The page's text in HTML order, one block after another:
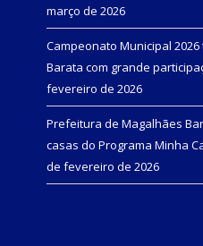
março de 2026
Campeonato Municipal
Barata com grande
fevereiro de 2026
Prefeitura de Magalhães
casas do Programa Minha
de fevereiro de 2026